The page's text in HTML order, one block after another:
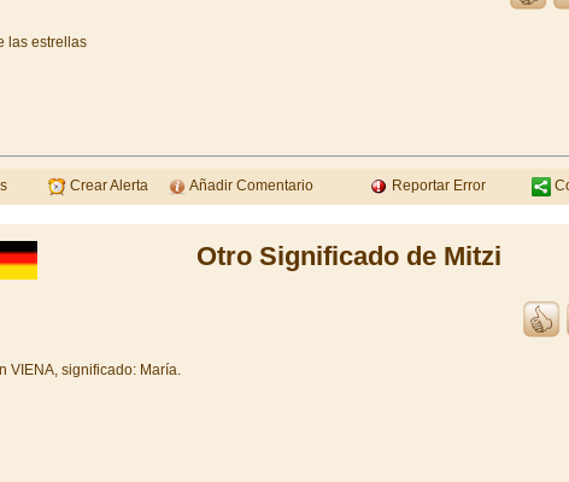
las estrellas
Crear Alerta Añadir Comentario Reportar Error
Otro Significado de Mitzi
VIENA, significado: María.